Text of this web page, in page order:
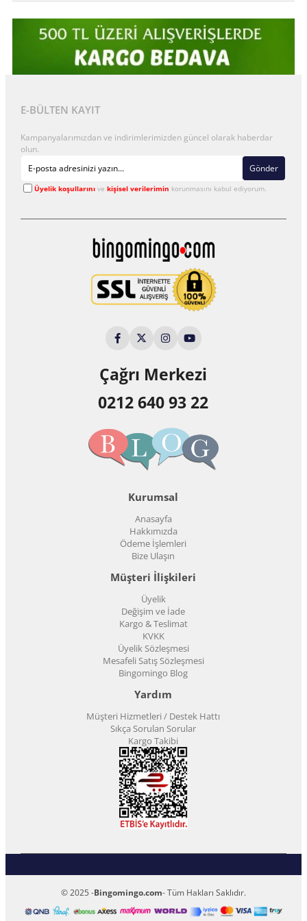
E-BÜLTEN KAYIT
Kampanyalarımızdan ve indirimlerimizden güncel olarak haberdar
olun.
Gönder
Üyelik koşullarınıve kişisel verilerimin korunmasını kabul ediyorum.
Çağrı Merkezi
0212 640 93 22
Kurumsal
Anasayfa
Hakkımızda
Ödeme İşlemleri
Bize Ulaşın
Müşteri İlişkileri
Üyelik
Değişim ve İade
Kargo & Teslimat
KVKK
Üyelik Sözleşmesi
Mesafeli Satış Sözleşmesi
Bingomingo Blog
Yardım
Müşteri Hizmetleri / Destek Hattı
Sıkça Sorulan Sorular
Kargo Takibi
© 2025 -Bingomingo.com- Tüm Hakları Saklıdır.